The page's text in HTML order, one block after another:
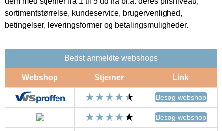
sortimentstørrelse, kundeservice, brugervenlighed,
betingelser, leveringsformer og betalingsmuligheder.
Bedst anmeldte webshops
Webshop Stjerner Link
Besøg webshop
Besøg webshop